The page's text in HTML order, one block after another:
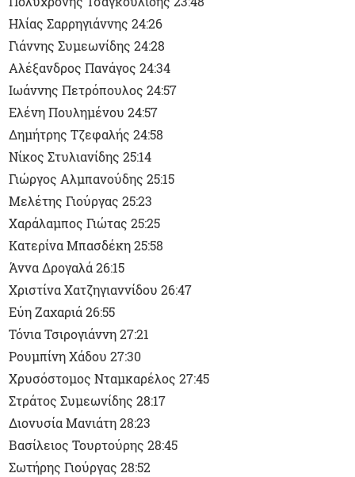
Ηλίας Σαρρηγιάννης 24:26
Γιάννης Συμεωνίδης 24:28
Αλέξανδρος Πανάγος 24:34
Ιωάννης Πετρόπουλος 24:57
Ελένη Πουλημένου 24:57
Δημήτρης Τζεφαλής 24:58
Νίκος Στυλιανίδης 25:14
Γιώργος Αλμπανούδης 25:15
Μελέτης Γιούργας 25:23
Χαράλαμπος Γιώτας 25:25
Κατερίνα Μπασδέκη 25:58
Άννα Δρογαλά 26:15
Χριστίνα Χατζηγιαννίδου 26:47
Εύη Ζαχαριά 26:55
Τόνια Τσιρογιάννη 27:21
Ρουμπίνη Χάδου 27:30
Χρυσόστομος Νταμκαρέλος 27:45
Στράτος Συμεωνίδης 28:17
Διονυσία Μανιάτη 28:23
Βασίλειος Τουρτούρης 28:45
Σωτήρης Γιούργας 28:52